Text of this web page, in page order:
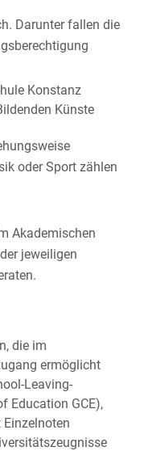
Darunter fallen die
Konstanz
Künste
oder Sport zählen
Akademischen
jeweiligen
die im
ermöglicht
Leaving-
Education GCE),